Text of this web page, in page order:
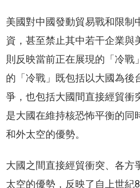
美國對中國發動貿易戰和限制
資，甚至禁止其中若干企業與
則反映當前正在展現的「冷戰
的「冷戰」既包括以大國為後
爭，也包括大國間直接經貿衝
是大國在維持核恐怖平衡的同
和外太空的優勢。
大國之間直接經貿衝突、各方
太空的優勢，反映了自上世紀